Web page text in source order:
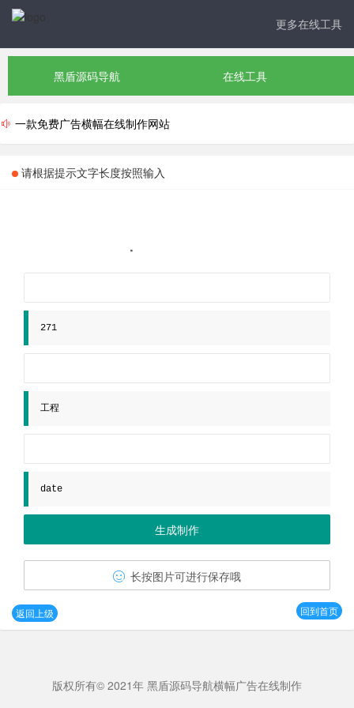
更多在线工具
黑盾源码导航 在线工具
一款免费广告横幅在线制作网站
请根据提示文字长度按照输入
271
工程
date
长按图片可进行保存哦
返回上级 回到首页
版权所有© 2021年 黑盾源码导航横幅广告在线制作